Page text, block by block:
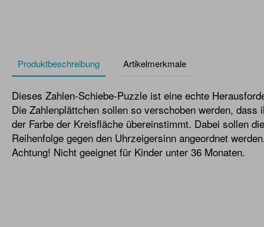
Produktbeschreibung Artikelmerkmale
Dieses Zahlen-Schiebe-Puzzle ist eine echte
Die Zahlenplättchen sollen so verschoben werden, dass
der Farbe der Kreisfläche übereinstimmt. Dabei sollen
Reihenfolge gegen den Uhrzeigersinn angeordnet
Achtung! Nicht geeignet für Kinder unter 36 Monaten.